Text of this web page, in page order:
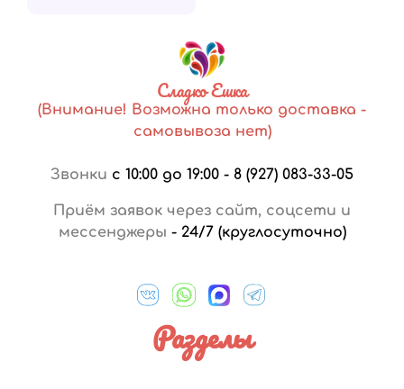
Сладко Ешка
(Внимание! Возможна только доставка -
самовывоза нет)
Звонки с 10:00 до 19:00 - 8 (927) 083-33-05
Приём заявок через сайт, соцсети и
мессенджеры - 24/7 (круглосуточно)
Разделы